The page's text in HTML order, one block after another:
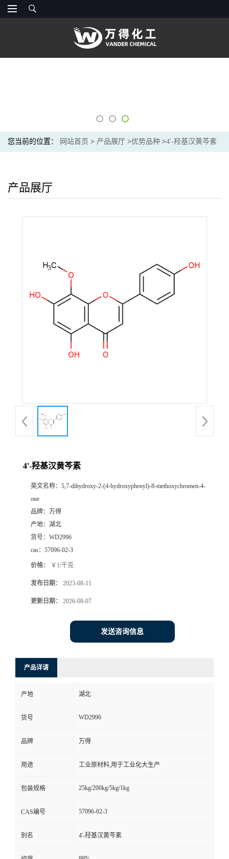
您当前的位置： 网站首页 > 产品展厅 >优势品种 >4'-羟基汉黄芩素
产品展厅
4'-羟基汉黄芩素
英文名称： 5,7-dihydroxy-2-(4-hydroxyphenyl)-8-methoxychromen-4-
one
品牌： 万得
产地： 湖北
货号： WD2996
cas： 57096-02-3
价格： ￥1/千克
发布日期： 2023-08-11
更新日期： 2026-08-07
发送咨询信息
产品详请
产地 湖北
货号 WD2996
品牌 万得
用途 工业原材料,用于工业化大生产
包装规格 25kg/200kg/5kg/1kg
CAS编号 57096-02-3
别名 4'-羟基汉黄芩素